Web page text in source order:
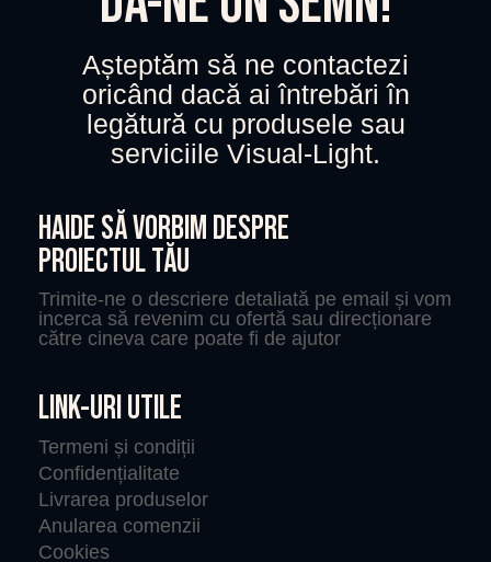
Așteptăm să ne contactezi
oricând dacă ai întrebări în
legătură cu produsele sau
serviciile Visual-Light.
HAIDE SĂ VORBIM DESPRE
PROIECTUL TĂU
Trimite-ne o descriere detaliată pe email și vom
incerca să revenim cu ofertă sau direcționare
către cineva care poate fi de ajutor
LINK-URI UTILE
Termeni și condiții
Confidențialitate
Livrarea produselor
Anularea comenzii
Cookies